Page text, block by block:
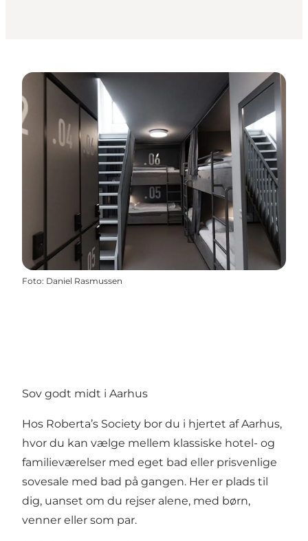
Foto: Daniel Rasmussen
Sov godt midt i Aarhus
Hos Roberta’s Society bor du i hjertet af Aarhus,
hvor du kan vælge mellem klassiske hotel- og
familieværelser med eget bad eller prisvenlige
sovesale med bad på gangen. Her er plads til
dig, uanset om du rejser alene, med børn,
venner eller som par.